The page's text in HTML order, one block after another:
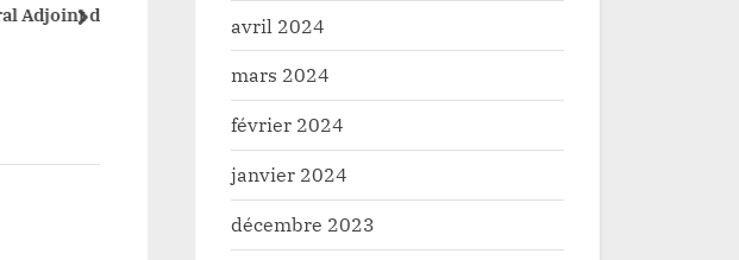
de
du
Bakomito et Kibali Gold Mine
échangent sur les
préoccupations des
communautés locales
Société Société
next
avril 2024
mars 2024
février 2024
janvier 2024
décembre 2023